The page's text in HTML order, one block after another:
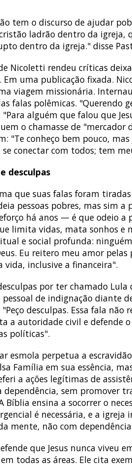
tem o discurso de ajudar
ladrão dentro da igreja,
dentro da igreja." disse
Nicoletti rendeu críticas
Em uma publicação fixada.
viagem missionária.
falas polêmicas. "Querendo
alguém que falou que
o chamasse de "mercador
"Te conheço bem pouco,
se conectar com todos; tem
desculpas
que suas falas foram
pessoas pobres, mas sim
há anos — é que odeio a
limita vidas, mata sonhos e
e social profunda:
Eu reitero meu amor
vida, inclusive a financeira".
por ter chamado
pessoal de indignação diante
desculpas. Essa fala
a autoridade civil e defende
políticas".
esmola perpetua a
Família em sua essência,
a ações legítimas de
dependência, sem promover
Bíblia ensina a socorrer o
é necessária, e a
mente, não com
que Jesus nunca viveu
todas as áreas. Ele cita